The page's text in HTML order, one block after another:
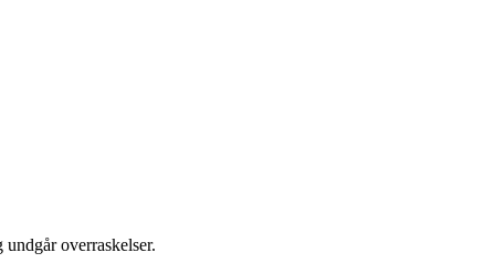
overraskelser.